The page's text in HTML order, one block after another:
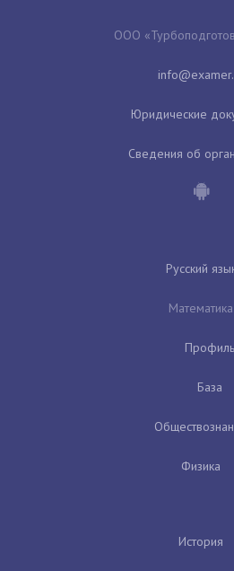
ООО
Юридические
Сведения об
Русский
Математика
Профиль
База
Физика
История